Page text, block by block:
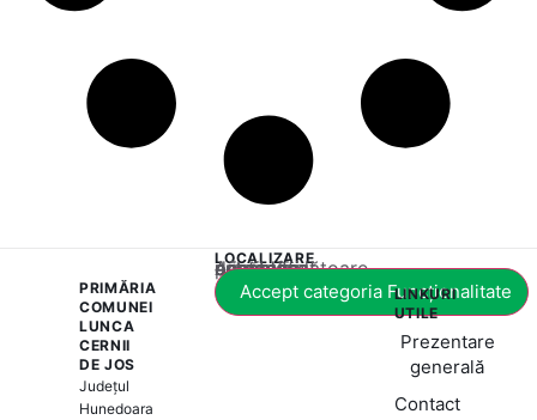
PRIMĂRIA
COMUNEI
LUNCA
CERNII
DE JOS
Județul
Hunedoara
LOCALIZARE
Acest conținut este blocat până când acceptați categoria corespunzătoare de cookie-uri.
Accept categoria Funcționalitate
LINKURI
UTILE
Prezentare
generală
Contact